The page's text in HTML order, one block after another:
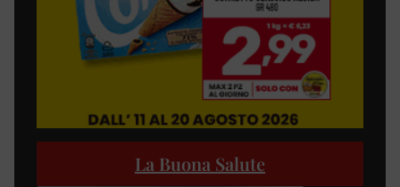
La Buona Salute